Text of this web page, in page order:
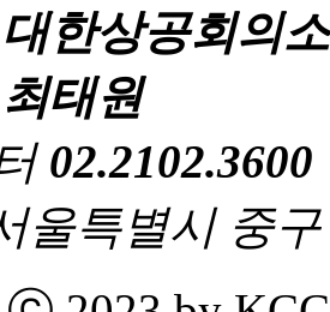
대한상공회의소
최태원
02.2102.3600
울특별시 중